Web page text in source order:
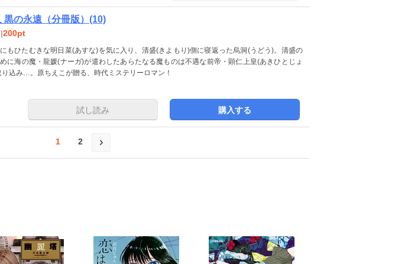
黒の永遠（分冊版）(10)
200pt
もひたむきな明日菜(あすな)を気に入り、清盛(きよもり)側に寝返った烏洞(うどう)。清盛の
に海の魔・龍媛(ナーガ)が遣わしたあらたなる魔ものは不遇な前帝・顕仁上皇(あきひとじょ
り込み…。原ちえこが贈る、時代ミステリーロマン！
試し読み 購入する
1 2